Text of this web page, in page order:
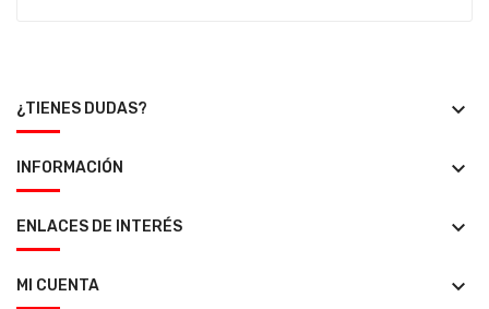
¿TIENES DUDAS? keyboard_arrow_down
INFORMACIÓN keyboard_arrow_down
ENLACES DE INTERÉS keyboard_arrow_down
MI CUENTA keyboard_arrow_down